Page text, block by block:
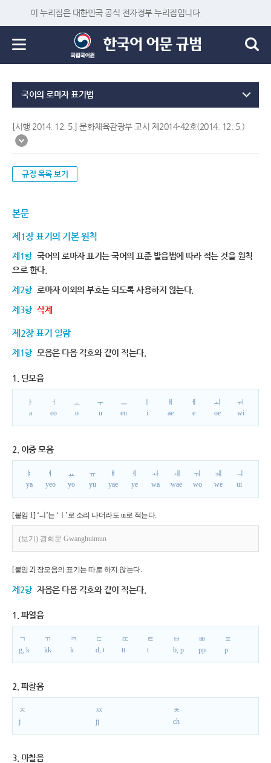
이 누리집은 대한민국 공식 전자정부 누리집입니다.
국어의 로마자 표기법
[시행 2014. 12. 5.] 문화체육관광부 고시 제2014-42호(2014. 12. 5.)
규정 목록 보기
본문
제1장 표기의 기본 원칙
제1항 국어의 로마자 표기는 국어의 표준 발음법에 따라 적는 것을 원칙
으로 한다.
제2항 로마자 이외의 부호는 되도록 사용하지 않는다.
제3항 삭제
제2장 표기 일람
제1항 모음은 다음 각호와 같이 적는다.
1. 단모음
ㅏ
a
ㅓ
eo
ㅗ
o
ㅜ
u
ㅡ
eu
i
ㅐ
ae
ㅔ
e
ㅚ
oe
ㅟ
wi
2. 이중 모음
ㅑ
ya
ㅕ
yeo
ㅛ
yo
ㅠ
yu
ㅒ
yae
ㅖ
ye
ㅘ
wa
ㅙ
wae
ㅝ
wo
ㅞ
we
ㅢ
ui
[붙임 1] ‘ㅢ’는 ‘ㅣ’로 소리 나더라도 ui로 적는다.
(보기) 광희문 Gwanghuimun
[붙임 2] 장모음의 표기는 따로 하지 않는다.
제2항 자음은 다음 각호와 같이 적는다.
1. 파열음
ㄱ
g, k
ㄲ
kk
ㅋ
k
ㄷ
d, t
ㄸ
tt
ㅌ
t
ㅂ
b, p
ㅃ
pp
ㅍ
p
2. 파찰음
ㅈ
j
ㅉ
jj
ㅊ
ch
3. 마찰음